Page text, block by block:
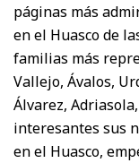
páginas más
en el Huasco de
familias más
Vallejo, Ávalos,
Álvarez,
interesantes sus
en el Huasco,